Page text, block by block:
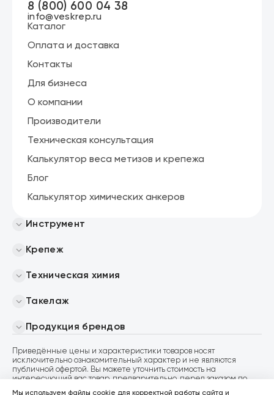
Инструмент
Крепеж
Техническая химия
Такелаж
Продукция брендов
Каталог
Оплата и доставка
Контакты
Для бизнеса
О компании
Производители
Техническая консультация
Калькулятор веса метизов и крепежа
Блог
Калькулятор химических анкеров
8 (800) 600 04 38
info@veskrep.ru
Приведённые цены и характеристики товаров носят
исключительно ознакомительный характер и не являются
публичной офертой. Вы можете уточнить стоимость на
интересующий вас товар, предварительно, перед заказом по
Мы используем файлы cookie для корректной работы сайта и